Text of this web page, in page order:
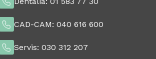
CAD-CAM: 040 616 600
Servis: 030 312 207